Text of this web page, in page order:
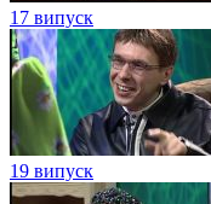
17 випуск
19 випуск